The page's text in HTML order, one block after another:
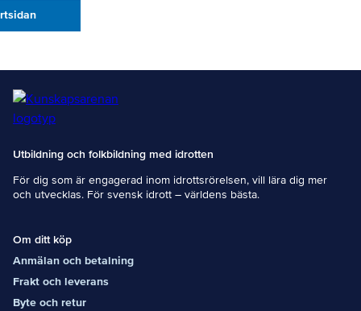
Utbildning och folkbildning med idrotten
För dig som är engagerad inom idrottsrörelsen, vill lära dig mer
och utvecklas. För svensk idrott – världens bästa.
Om ditt köp
Anmälan och betalning
Frakt och leverans
Byte och retur